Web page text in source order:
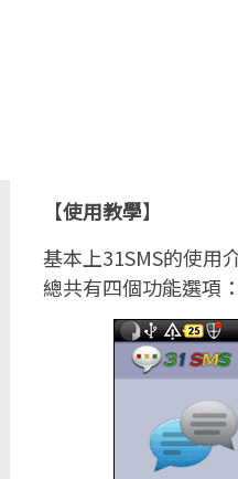
【使用教學】
基本上31SMS的使用
總共有四個功能選項：